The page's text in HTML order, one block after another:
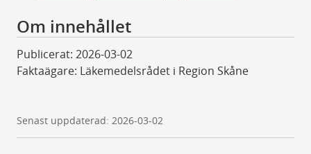
Om innehållet
Publicerat: 2026-03-02
Faktaägare: Läkemedelsrådet i Region Skåne
Senast uppdaterad: 2026-03-02